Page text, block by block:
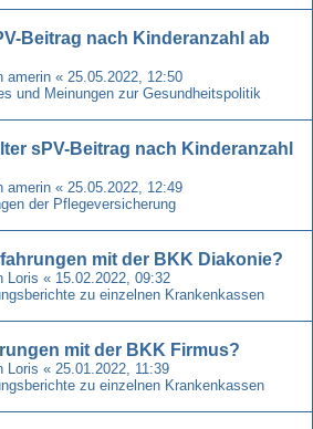
Beitrag nach Kinderanzahl ab
amerin « 25.05.2022, 12:50
und Meinungen zur Gesundheitspolitik
sPV-Beitrag nach Kinderanzahl
amerin « 25.05.2022, 12:49
der Pflegeversicherung
mit der BKK Diakonie?
Loris « 15.02.2022, 09:32
zu einzelnen Krankenkassen
mit der BKK Firmus?
Loris « 25.01.2022, 11:39
zu einzelnen Krankenkassen